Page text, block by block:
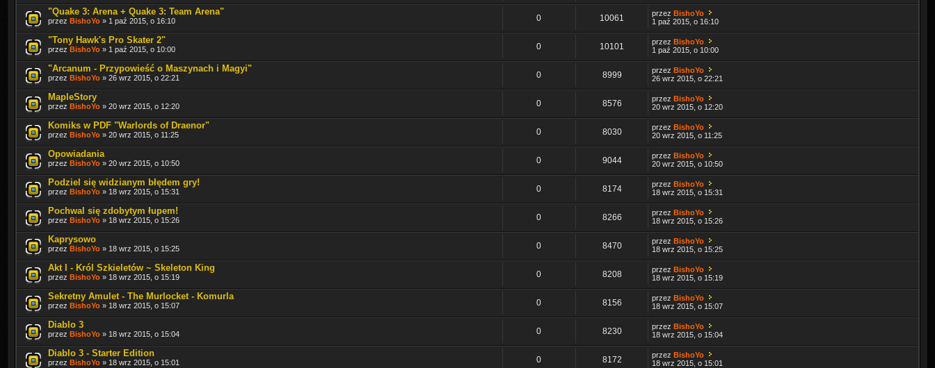
"Quake 3: Arena + Quake 3: Team Arena"
przez BishoYo » 1 paź 2015, o 16:10 0 10061 przezBishoYo
1 paź 2015, o 16:10
"Tony Hawk's Pro Skater 2"
przez BishoYo » 1 paź 2015, o 10:00 0 10101 przezBishoYo
1 paź 2015, o 10:00
"Arcanum - Przypowieść o Maszynach i Magyi"
przez BishoYo » 26 wrz 2015, o 22:21 0 8999 przezBishoYo
26 wrz 2015, o 22:21
MapleStory
przez BishoYo » 20 wrz 2015, o 12:20 0 8576 przezBishoYo
20 wrz 2015, o 12:20
Komiks w PDF "Warlords of Draenor"
przez BishoYo » 20 wrz 2015, o 11:25 0 8030 przezBishoYo
20 wrz 2015, o 11:25
Opowiadania
przez BishoYo » 20 wrz 2015, o 10:50 0 9044 przezBishoYo
20 wrz 2015, o 10:50
Podziel się widzianym błędem gry!
przez BishoYo » 18 wrz 2015, o 15:31 0 8174 przezBishoYo
18 wrz 2015, o 15:31
Pochwal się zdobytym łupem!
przez BishoYo » 18 wrz 2015, o 15:26 0 8266 przezBishoYo
18 wrz 2015, o 15:26
Kaprysowo
przez BishoYo » 18 wrz 2015, o 15:25 0 8470 przezBishoYo
18 wrz 2015, o 15:25
Akt I - Król Szkieletów ~ Skeleton King
przez BishoYo » 18 wrz 2015, o 15:19 0 8208 przezBishoYo
18 wrz 2015, o 15:19
Sekretny Amulet - The Murlocket - Komurla
przez BishoYo » 18 wrz 2015, o 15:07 0 8156 przezBishoYo
18 wrz 2015, o 15:07
Diablo 3
przez BishoYo » 18 wrz 2015, o 15:04 0 8230 przezBishoYo
18 wrz 2015, o 15:04
Diablo 3 - Starter Edition
przez BishoYo » 18 wrz 2015, o 15:01 0 8172 przezBishoYo
18 wrz 2015, o 15:01